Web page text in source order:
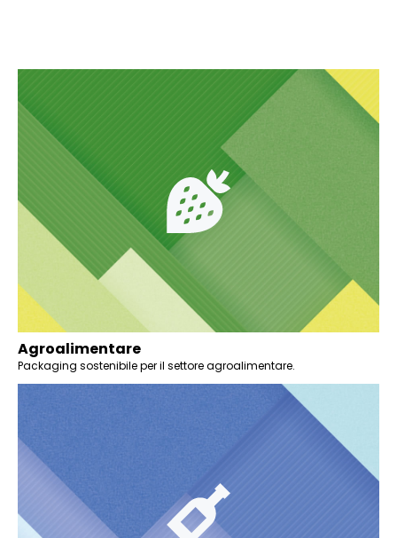
Agroalimentare
Packaging sostenibile per il settore agroalimentare.